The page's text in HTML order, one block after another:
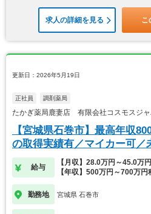
求人の詳細を見る こ
更新日：2026年5月19日
正社員 調剤薬局
たかぎ薬局鹿妻店 有限会社コスモスジャ
【宮城県石巻市】最高年収
の取得実績有／マイカー可
給与
【月収】28.0万円～45.0万
【年収】500万円～700万円
勤務地 宮城県 石巻市